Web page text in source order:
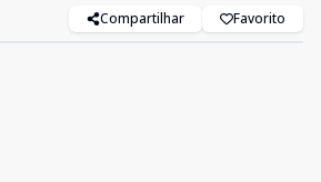
Compartilhar Favorito